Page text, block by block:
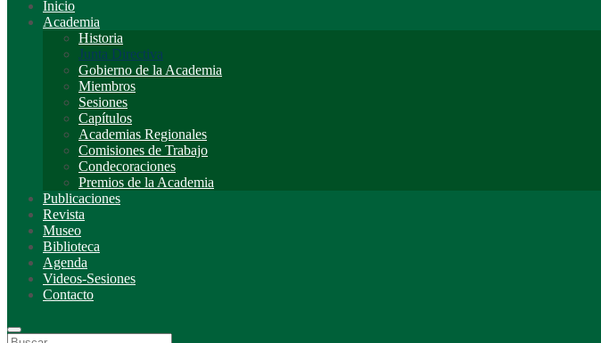
Inicio
Academia
Historia
Junta Directiva
Gobierno de la Academia
Miembros
Sesiones
Capítulos
Academias Regionales
Comisiones de Trabajo
Condecoraciones
Premios de la Academia
Publicaciones
Revista
Museo
Biblioteca
Agenda
Videos-Sesiones
Contacto